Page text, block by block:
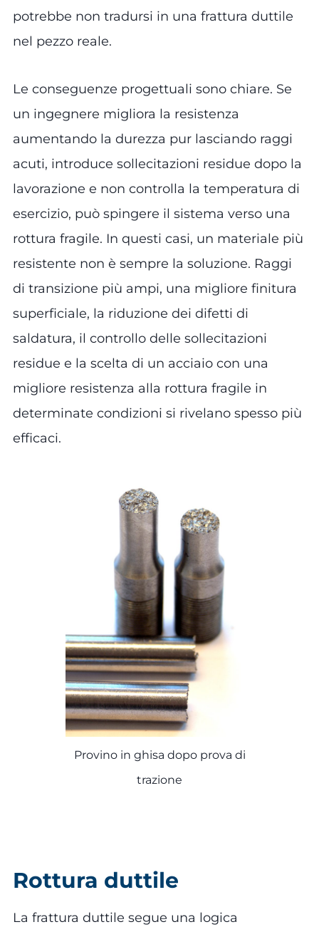
potrebbe non tradursi in una frattura duttile
nel pezzo reale.
Le conseguenze progettuali sono chiare. Se
un ingegnere migliora la resistenza
aumentando la durezza pur lasciando raggi
acuti, introduce sollecitazioni residue dopo la
lavorazione e non controlla la temperatura di
esercizio, può spingere il sistema verso una
rottura fragile. In questi casi, un materiale più
resistente non è sempre la soluzione. Raggi
di transizione più ampi, una migliore finitura
superficiale, la riduzione dei difetti di
saldatura, il controllo delle sollecitazioni
residue e la scelta di un acciaio con una
migliore resistenza alla rottura fragile in
determinate condizioni si rivelano spesso più
efficaci.
Provino in ghisa dopo prova di
trazione
Rottura duttile
La frattura duttile segue una logica